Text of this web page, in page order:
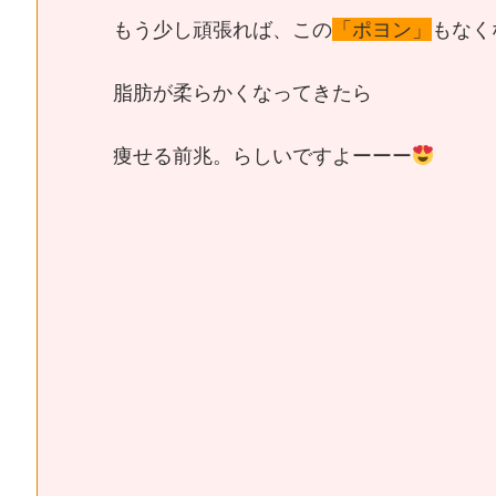
もう少し頑張れば、この 「ポヨン」 もな
脂肪が柔らかくなってきたら
痩せる前兆。らしいですよーーー